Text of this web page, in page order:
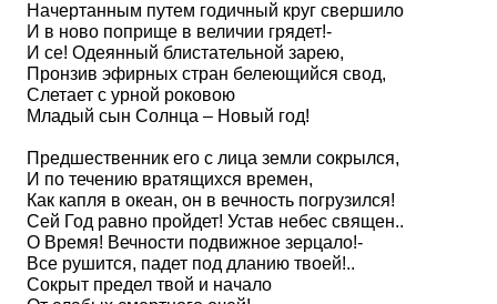
Начертанным путем годичный круг свершило
И в ново поприще в величии грядет!-
И се! Одеянный блистательной зарею,
Пронзив эфирных стран белеющийся свод,
Слетает с урной роковою
Младый сын Солнца – Новый год!
Предшественник его с лица земли сокрылся,
И по течению вратящихся времен,
Как капля в океан, он в вечность погрузился!
Сей Год равно пройдет! Устав небес священ..
О Время! Вечности подвижное зерцало!-
Все рушится, падет под дланию твоей!..
Сокрыт предел твой и начало